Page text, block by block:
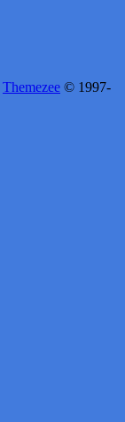
Themezee © 1997-